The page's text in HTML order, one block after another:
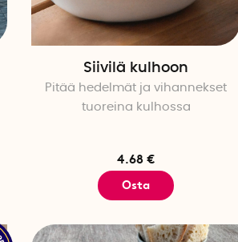
Siivilä kulhoon
Pitää hedelmät ja vihannekset
tuoreina kulhossa
4.68 €
Osta